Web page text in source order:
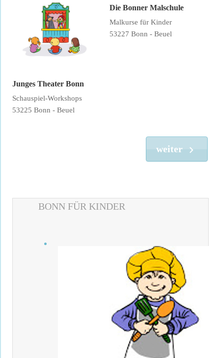
Junges Theater Bonn
Schauspiel-Workshops
53225 Bonn - Beuel
Die Bonner Malschule
Malkurse für Kinder
53227 Bonn - Beuel
weiter
BONN FÜR KINDER